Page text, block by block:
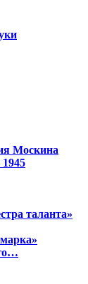
Москина
таланта»